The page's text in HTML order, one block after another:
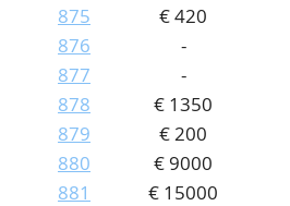
875
€ 420
876
-
877
-
878
€ 1350
879
€ 200
880
€ 9000
881
€ 15000